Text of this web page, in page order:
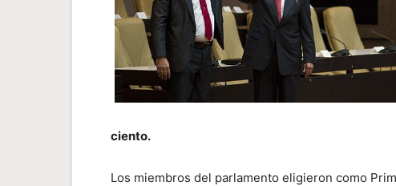
ciento.
Los miembros del parlamento eligieron como